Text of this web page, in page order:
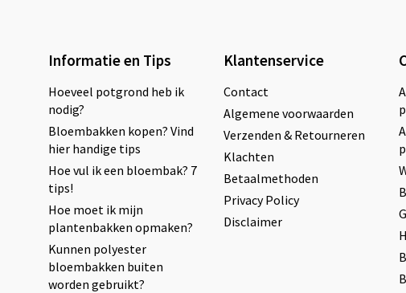
Informatie en Tips
Hoeveel potgrond heb ik
nodig?
Bloembakken kopen? Vind
hier handige tips
Hoe vul ik een bloembak? 7
tips!
Hoe moet ik mijn
plantenbakken opmaken?
Kunnen polyester
bloembakken buiten
worden gebruikt?
Klantenservice
Contact
Algemene voorwaarden
Verzenden & Retourneren
Klachten
Betaalmethoden
Privacy Policy
Disclaimer